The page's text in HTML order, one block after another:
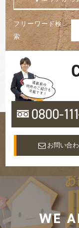
フリーワード検
索
0800-111
お問い合
WE